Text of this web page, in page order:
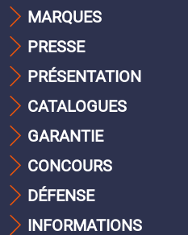
MARQUES
PRESSE
PRÉSENTATION
CATALOGUES
GARANTIE
CONCOURS
DÉFENSE
INFORMATIONS